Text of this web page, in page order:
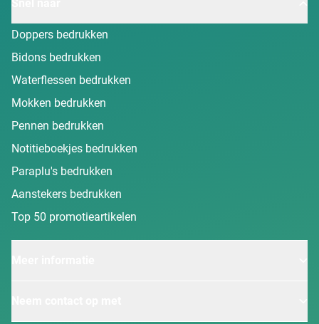
Doppers bedrukken
Bidons bedrukken
Waterflessen bedrukken
Mokken bedrukken
Pennen bedrukken
Notitieboekjes bedrukken
Paraplu's bedrukken
Aanstekers bedrukken
Top 50 promotieartikelen